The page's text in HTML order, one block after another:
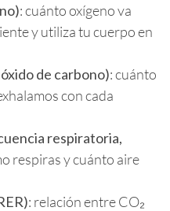
: cuánto oxígeno va
y utiliza tu cuerpo en
de carbono): cuánto
con cada
respiratoria,
respiras y cuánto aire
: relación entre CO₂